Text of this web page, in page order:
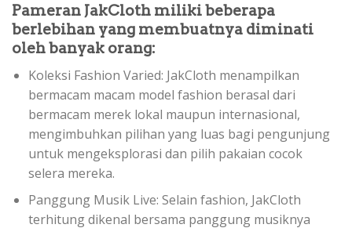
Pameran JakCloth miliki beberapa
berlebihan yang membuatnya diminati
oleh banyak orang:
Koleksi Fashion Varied: JakCloth menampilkan
bermacam macam model fashion berasal dari
bermacam merek lokal maupun internasional,
mengimbuhkan pilihan yang luas bagi pengunjung
untuk mengeksplorasi dan pilih pakaian cocok
selera mereka.
Panggung Musik Live: Selain fashion, JakCloth
terhitung dikenal bersama panggung musiknya